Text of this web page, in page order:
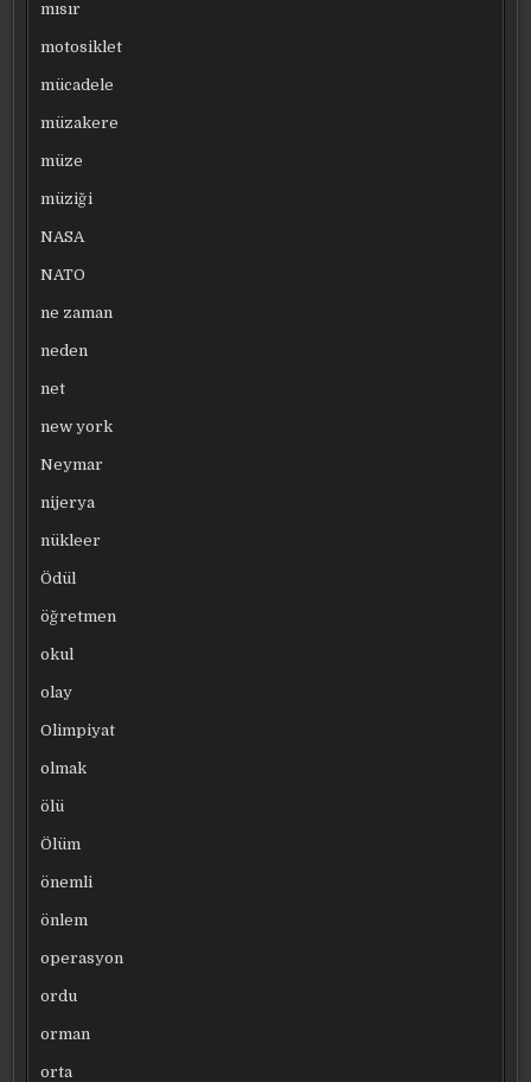
mısır
motosiklet
mücadele
müzakere
müze
müziği
NASA
NATO
ne zaman
neden
net
new york
Neymar
nijerya
nükleer
Ödül
öğretmen
okul
olay
Olimpiyat
olmak
ölü
Ölüm
önemli
önlem
operasyon
ordu
orman
orta